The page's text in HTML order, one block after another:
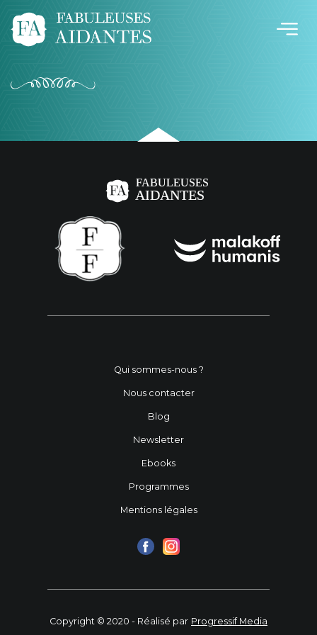
Qui sommes-nous ?
Nous contacter
Blog
Newsletter
Ebooks
Programmes
Mentions légales
Copyright © 2020 - Réalisé par Progressif Media